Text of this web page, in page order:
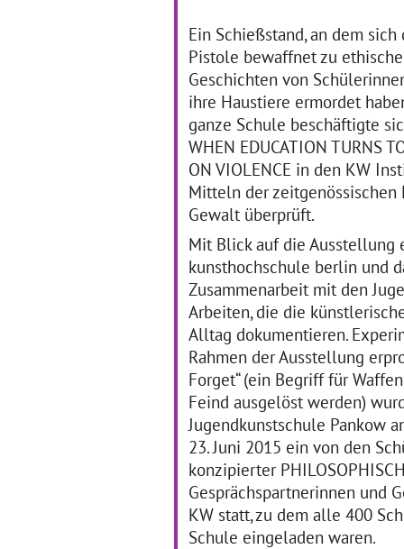
Ein Schießstand, an dem
Pistole bewaffnet zu
Geschichten von
ihre Haustiere ermordet
ganze Schule beschäftigte
WHEN EDUCATION TURNS
ON VIOLENCE in den KW
Mitteln der
Gewalt überprüft.
Mit Blick auf die
kunsthochschule berlin und
Zusammenarbeit mit den
Arbeiten, die die
Alltag dokumentieren.
Rahmen der Ausstellung
Forget“ (ein Begriff für
Feind ausgelöst werden)
Jugendkunstschule Pankow
23. Juni 2015 ein von den
konzipierter
Gesprächspartnerinnen und
KW statt, zu dem alle 400
Schule eingeladen waren.
Ziel erreicht - mit Luft nach
oben! Für das Schuljahr
2018/2019 hatten sich die
Pankower Kulturagentinnen
Schreibeis vorgenommen,
die Zusammenarbeit
innerhalb des … mehr
Ich höre was, was Du
nicht siehst
11.02.2019–31.05.2019
Für zwei SAPH-Klassen
wurden die Klassenzimmer
durch die Zusammenarbeit
mit der Künstlerin Anna
Falkenstein in
wöchentlichen Terminen zu
… mehr